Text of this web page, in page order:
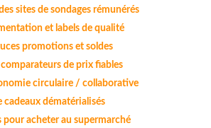
sites de sondages rémunérés
et labels de qualité
promotions et soldes
comparateurs de prix fiables
circulaire / collaborative
cadeaux dématérialisés
pour acheter au supermarché